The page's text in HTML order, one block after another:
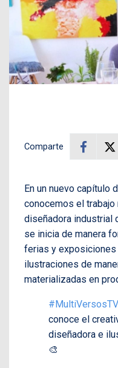
Comparte
En un nuevo capítulo
conocemos el
diseñadora industrial
se inicia de manera
ferias y
ilustraciones de
materializadas en
conoce el
diseñadora e
🎨